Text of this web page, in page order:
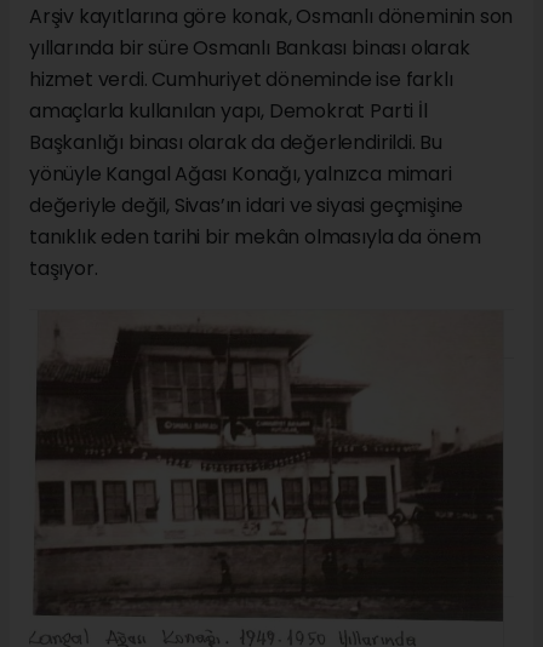
Arşiv kayıtlarına göre konak, Osmanlı döneminin son
yıllarında bir süre Osmanlı Bankası binası olarak
hizmet verdi. Cumhuriyet döneminde ise farklı
amaçlarla kullanılan yapı, Demokrat Parti İl
Başkanlığı binası olarak da değerlendirildi. Bu
yönüyle Kangal Ağası Konağı, yalnızca mimari
değeriyle değil, Sivas’ın idari ve siyasi geçmişine
tanıklık eden tarihi bir mekân olmasıyla da önem
taşıyor.